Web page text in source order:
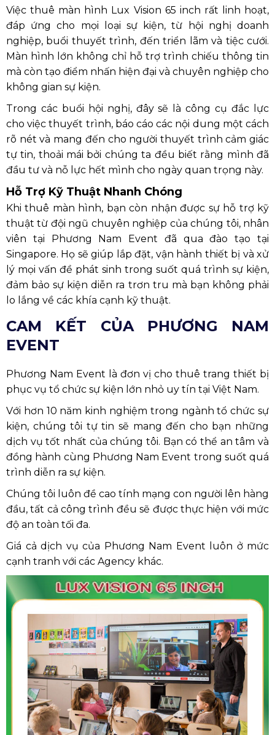
Hỗ Trợ Kỹ Thuật Nhanh Chóng
Khi thuê màn hình, bạn còn nhận được sự hỗ trợ kỹ
thuật từ đội ngũ chuyên nghiệp của chúng tôi, nhân
viên tại Phương Nam Event đã qua đào tạo tại
Singapore. Họ sẽ giúp lắp đặt, vận hành thiết bị và xử
lý mọi vấn đề phát sinh trong suốt quá trình sự kiện,
đảm bảo sự kiện diễn ra trơn tru mà bạn không phải
lo lắng về các khía cạnh kỹ thuật.
CAM KẾT CỦA PHƯƠNG NAM
EVENT
Phương Nam Event là đơn vị cho thuê trang thiết bị
phục vụ tổ chức sự kiện lớn nhỏ uy tín tại Việt Nam.
Với hơn 10 năm kinh nghiệm trong ngành tổ chức sự
kiện, chúng tôi tự tin sẽ mang đến cho bạn những
dịch vụ tốt nhất của chúng tôi. Bạn có thể an tâm và
đồng hành cùng Phương Nam Event trong suốt quá
trình diễn ra sự kiện.
Chúng tôi luôn đề cao tính mạng con người lên hàng
đầu, tất cả công trình đều sẽ được thực hiện với mức
độ an toàn tối đa.
Giá cả dịch vụ của Phương Nam Event luôn ở mức
cạnh tranh với các Agency khác.
BÁO GIÁ THUÊ MÀN HÌNH LUX
VISION 65 INCH